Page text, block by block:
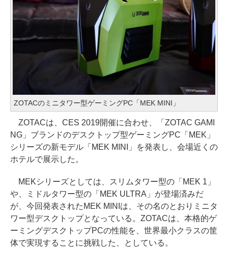
ZOTACのミニタワー型ゲーミングPC「MEK MINI」
ZOTACは、CES 2019開催に合わせ、「ZOTAC GAMI
NG」ブランドのデスクトップ型ゲーミングPC「MEK」
シリーズの新モデル「MEK MINI」を発表し、会場近くの
ホテルで展示した。
MEKシリーズとしては、スリムタワー型の「MEK 1」
や、ミドルタワー型の「MEK ULTRA」が登場済みだ
が、今回発表されたMEK MINIは、その名のとおりミニタ
ワー型デスクトップとなっている。ZOTACは、本格的ゲ
ーミングデスクトップPCの性能を、世界最小クラスの筐
体で実現することに挑戦した、としている。